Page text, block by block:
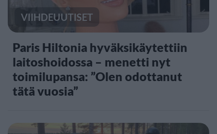
VIIHDEUUTISET
Paris Hiltonia hyväksikäytettiin
laitoshoidossa – menetti nyt
toimilupansa: ”Olen odottanut
tätä vuosia”